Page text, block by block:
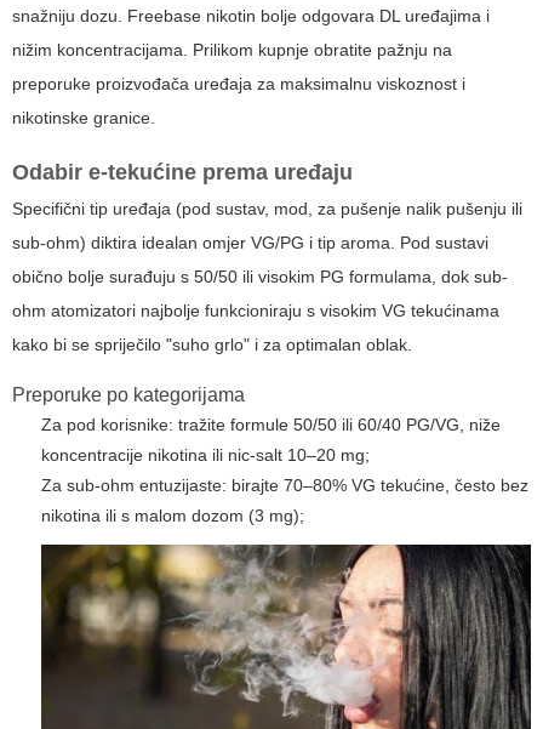
snažniju dozu. Freebase nikotin bolje odgovara DL uređajima i
nižim koncentracijama. Prilikom kupnje obratite pažnju na
preporuke proizvođača uređaja za maksimalnu viskoznost i
nikotinske granice.
Odabir e-tekućine prema uređaju
Specifični tip uređaja (pod sustav, mod, za pušenje nalik pušenju ili
sub-ohm) diktira idealan omjer VG/PG i tip aroma. Pod sustavi
obično bolje surađuju s 50/50 ili visokim PG formulama, dok sub-
ohm atomizatori najbolje funkcioniraju s visokim VG tekućinama
kako bi se spriječilo "suho grlo" i za optimalan oblak.
Preporuke po kategorijama
Za pod korisnike: tražite formule 50/50 ili 60/40 PG/VG, niže
koncentracije nikotina ili nic-salt 10–20 mg;
Za sub-ohm entuzijaste: birajte 70–80% VG tekućine, često bez
nikotina ili s malom dozom (3 mg);